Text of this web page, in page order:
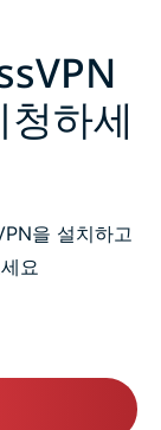
하세
을 설치하고
요